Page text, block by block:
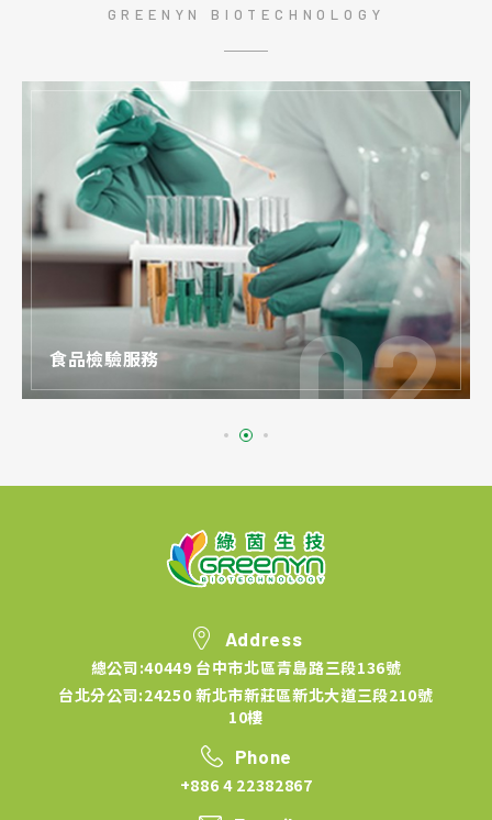
GREENYN BIOTECHNOLOGY
食品檢驗服務
Address
總公司:40449 台中市北區青島路三段136號
台北分公司:24250 新北市新莊區新北大道三段210號
10樓
Phone
+886 4 22382867